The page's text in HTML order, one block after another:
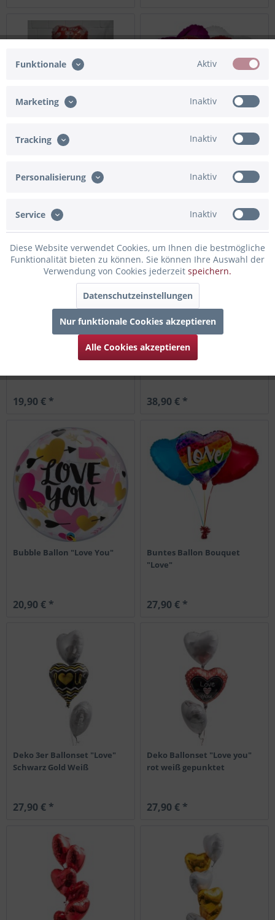
Ballon Bouquet Koalas "Ich
Ballon Bouquet rote Herzen
Ballon Bouquet Teddy "love"
19,90 € *
Ballonset zum 25. Jubiläum
38,90 € *
Bubble Ballon "Love You"
20,90 € *
Buntes Ballon Bouquet
"Love"
27,90 € *
Deko 3er Ballonset "Love"
Schwarz Gold Weiß
27,90 € *
Deko Ballonset "Love you"
rot weiß gepunktet
27,90 € *
Funktionale Aktiv
Marketing Inaktiv
Tracking Inaktiv
Personalisierung Inaktiv
Service Inaktiv
Diese Website verwendet Cookies, um Ihnen die bestmögliche
Funktionalität bieten zu können. Sie können Ihre Auswahl der
Verwendung von Cookies jederzeit speichern.
Datenschutzeinstellungen
Nur funktionale Cookies akzeptieren
Alle Cookies akzeptieren